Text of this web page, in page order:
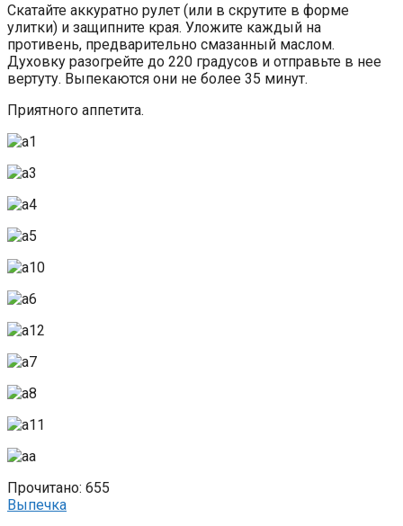
Скатайте аккуратно рулет (или в скрутите в форме
улитки) и защипните края. Уложите каждый на
противень, предварительно смазанный маслом.
Духовку разогрейте до 220 градусов и отправьте в нее
вертуту. Выпекаются они не более 35 минут.
Приятного аппетита.
Прочитано: 655
Выпечка